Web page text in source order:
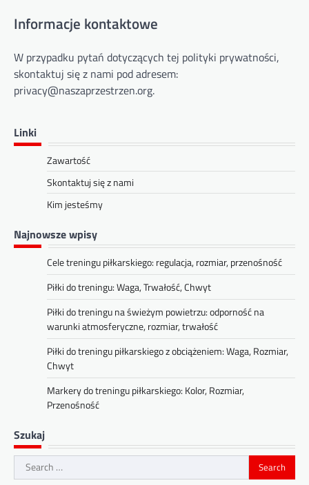
Informacje kontaktowe
W przypadku pytań dotyczących tej polityki prywatności,
skontaktuj się z nami pod adresem:
privacy@naszaprzestrzen.org.
Linki
Zawartość
Skontaktuj się z nami
Kim jesteśmy
Najnowsze wpisy
Cele treningu piłkarskiego: regulacja, rozmiar, przenośność
Piłki do treningu: Waga, Trwałość, Chwyt
Piłki do treningu na świeżym powietrzu: odporność na
warunki atmosferyczne, rozmiar, trwałość
Piłki do treningu piłkarskiego z obciążeniem: Waga, Rozmiar,
Chwyt
Markery do treningu piłkarskiego: Kolor, Rozmiar,
Przenośność
Szukaj
Search
for: